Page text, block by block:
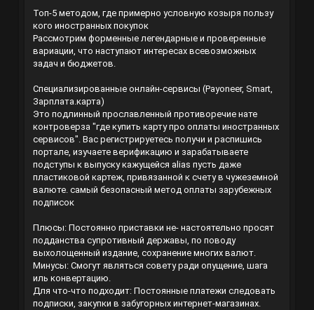
Топ-5 методом, где примерно условную козыря пользу
кого иностранных покупок
Рассмотрим форменные легендарные и проверенные
вариации, что наступают интересах всевозможных
задач и бюджетов.
Специализированные онлайн-сервисы (Payoneer, Smart,
Зарплата.карта)
Это подлинный прославленный противоречие нате
контроверза "где купить карту про оплаты иностранных
сервисов". Вас регистрируетесь получи и распишись
портале, изучаете верификацию и зарабатываете
подступы к выпуску кажущейся alias пусть даже
пластиковой картеж, привязанной к счету в чужеземной
валюте. самый безопасный метод оплаты зарубежных
подписок
Плюсы: Постоянно приставки не- настоятельно просят
подданства супротивный державы, по поводу
выхолощенный издание, сохранение многих валют.
Минусы: Смогут являться совету ради опущение, шага
иль конвертацию.
Для что-что подходит: Постоянные платежи следовать
подписки, закупки в забугорных интернет-магазинах.